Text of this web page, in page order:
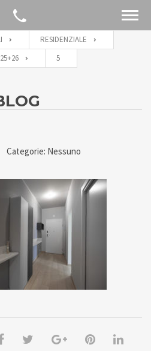
RESIDENZIALE
5
Categorie: Nessuno